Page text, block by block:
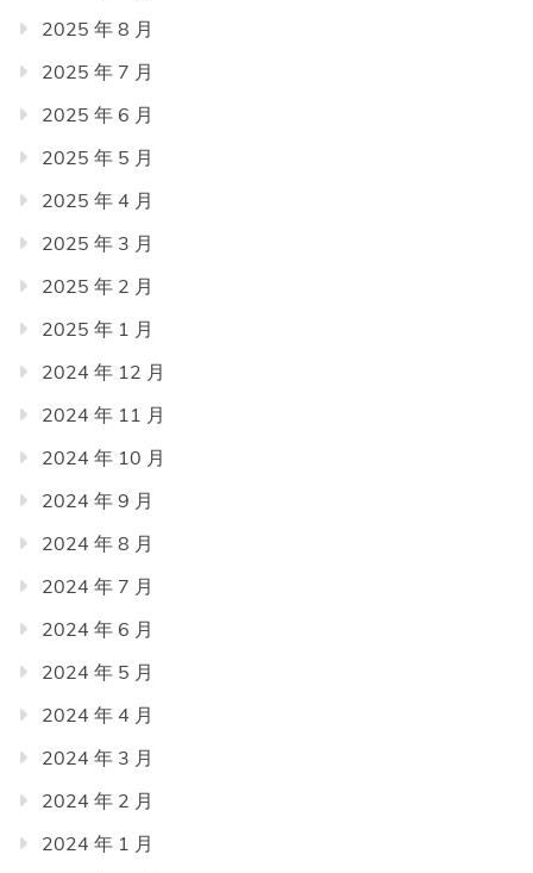
2025 年 8 月
2025 年 7 月
2025 年 6 月
2025 年 5 月
2025 年 4 月
2025 年 3 月
2025 年 2 月
2025 年 1 月
2024 年 12 月
2024 年 11 月
2024 年 10 月
2024 年 9 月
2024 年 8 月
2024 年 7 月
2024 年 6 月
2024 年 5 月
2024 年 4 月
2024 年 3 月
2024 年 2 月
2024 年 1 月